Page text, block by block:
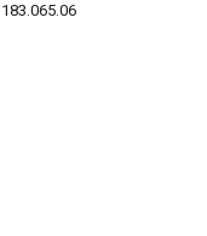
183.065.06